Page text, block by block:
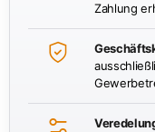
Zahlung